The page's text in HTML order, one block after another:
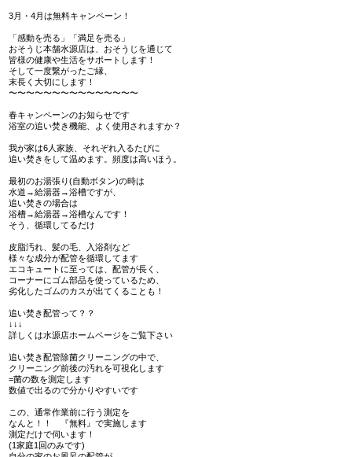
3月・4月は無料キャンペーン！
「感動を売る」「満足を売る」
おそうじ本舗水源店は、おそうじを通じて
皆様の健康や生活をサポートします！
そして一度繋がったご縁、
末長く大切にします！
〜〜〜〜〜〜〜〜〜〜〜〜〜〜〜
春キャンペーンのお知らせです
浴室の追い焚き機能、よく使用されますか？
我が家は6人家族、それぞれ入るたびに
追い焚きをして温めます。頻度は高いほう。
最初のお湯張り(自動ボタン)の時は
水道→給湯器→浴槽ですが、
追い焚きの場合は
浴槽→給湯器→浴槽なんです！
そう、循環してるだけ
皮脂汚れ、髪の毛、入浴剤など
様々な成分が配管を循環してます
エコキュートに至っては、配管が長く、
コーナーにゴム部品を使っているため、
劣化したゴムのカスが出てくることも！
追い焚き配管って？？
↓↓↓
詳しくは水源店ホームページをご覧下さい
追い焚き配管除菌クリーニングの中で、
クリーニング前後の汚れを可視化します
=菌の数を測定します
数値で出るので分かりやすいです
この、通常作業前に行う測定を
なんと！！ 『無料』で実施します
測定だけで伺います！
(1家庭1回のみです)